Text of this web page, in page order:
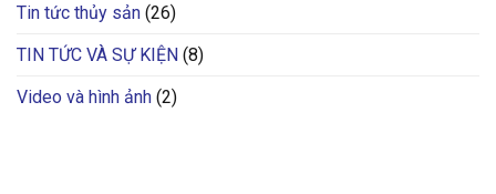
Tin tức thủy sản (26)
TIN TỨC VÀ SỰ KIỆN (8)
Video và hình ảnh (2)